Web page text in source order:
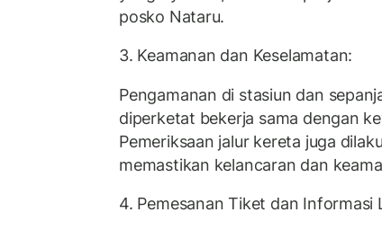
posko Nataru.
3. Keamanan dan Keselamatan:
Pengamanan di stasiun dan
diperketat bekerja sama dengan
Pemeriksaan jalur kereta juga
memastikan kelancaran dan
4. Pemesanan Tiket dan Informasi